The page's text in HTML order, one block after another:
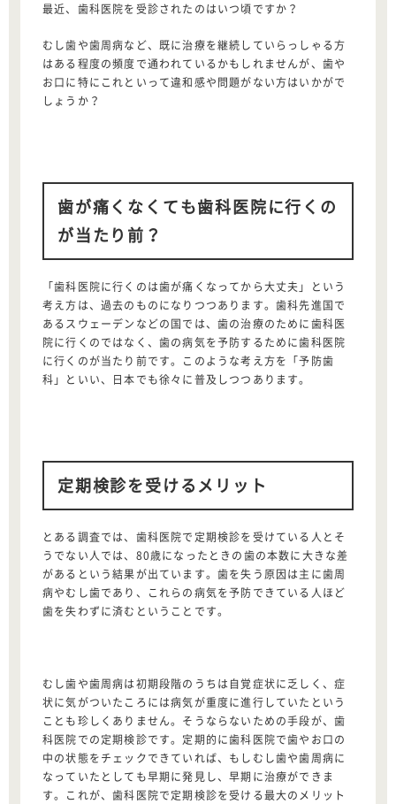
最近、歯科医院を受診されたのはいつ頃ですか？
むし歯や歯周病など、既に治療を継続していらっしゃる方
はある程度の頻度で通われているかもしれませんが、歯や
お口に特にこれといって違和感や問題がない方はいかがで
しょうか？
歯が痛くなくても歯科医院に行くの
が当たり前？
「歯科医院に行くのは歯が痛くなってから大丈夫」という
考え方は、過去のものになりつつあります。歯科先進国で
あるスウェーデンなどの国では、歯の治療のために歯科医
院に行くのではなく、歯の病気を予防するために歯科医院
に行くのが当たり前です。このような考え方を「予防歯
科」といい、日本でも徐々に普及しつつあります。
定期検診を受けるメリット
とある調査では、歯科医院で定期検診を受けている人とそ
うでない人では、80歳になったときの歯の本数に大きな差
があるという結果が出ています。歯を失う原因は主に歯周
病やむし歯であり、これらの病気を予防できている人ほど
歯を失わずに済むということです。
むし歯や歯周病は初期段階のうちは自覚症状に乏しく、症
状に気がついたころには病気が重度に進行していたという
ことも珍しくありません。そうならないための手段が、歯
科医院での定期検診です。定期的に歯科医院で歯やお口の
中の状態をチェックできていれば、もしむし歯や歯周病に
なっていたとしても早期に発見し、早期に治療ができま
す。これが、歯科医院で定期検診を受ける最大のメリット